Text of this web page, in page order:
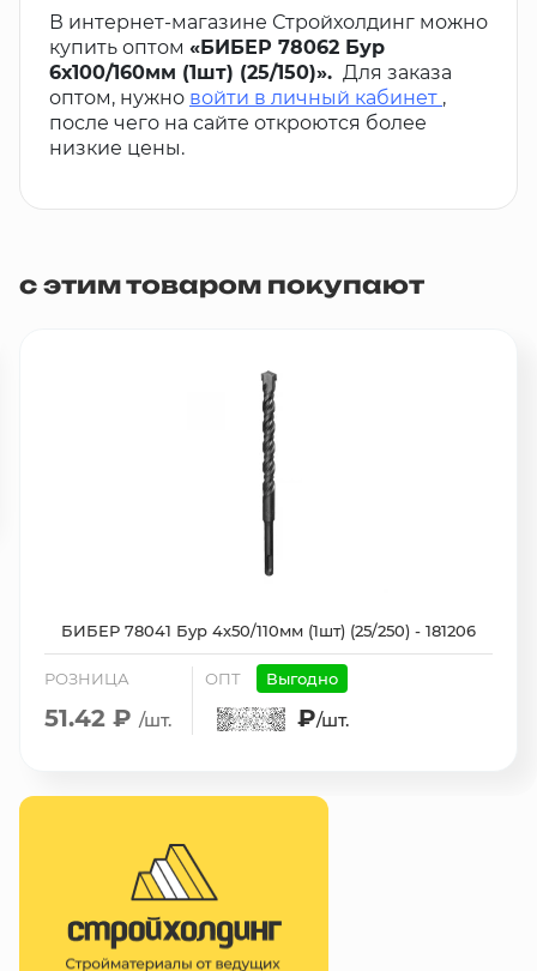
В интернет-магазине Стройхолдинг можно
купить оптом «БИБЕР 78062 Бур
6х100/160мм (1шт) (25/150)». Для заказа
оптом, нужно войти в личный кабинет ,
после чего на сайте откроются более
низкие цены.
с этим товаром покупают
БИБЕР 78041 Бур 4х50/110мм (1шт) (25/250) - 181206
РОЗНИЦА
51.42 ₽ /шт.
ОПТ Выгодно
₽/шт.